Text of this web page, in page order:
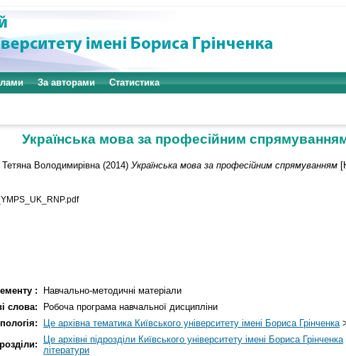
За авторами Статистика
Українська мова за професійним
Володимирівна (2014) Українська мова за професійним спрямуванням
:
Навчально-методичні матеріали
слова:
Робоча програма навчальної дисципліни
Це архівна тематика Київського університету імені Бориса Грінченка
Це архівні підрозділи Київського університету імені Бориса Грінченка
літератури